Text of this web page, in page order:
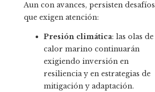
Aun con avances, persisten desafíos
que exigen atención:
Presión climática: las olas de
calor marino continuarán
exigiendo inversión en
resiliencia y en estrategias de
mitigación y adaptación.